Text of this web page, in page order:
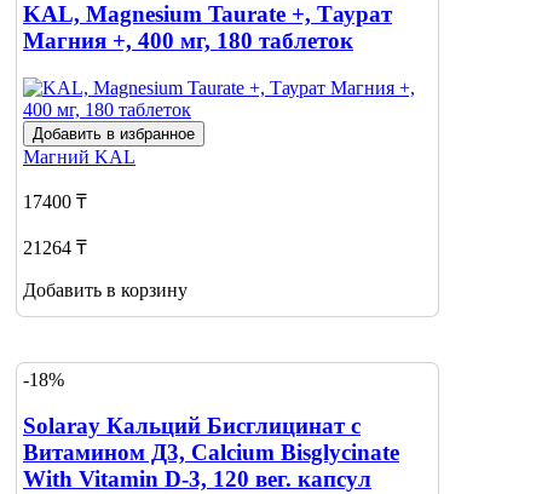
KAL, Magnesium Taurate +, Таурат
Магния +, 400 мг, 180 таблеток
Добавить в избранное
Магний KAL
17400 ₸
21264 ₸
Добавить в корзину
-18%
Solaray Кальций Бисглицинат с
Витамином Д3, Calcium Bisglycinate
With Vitamin D-3, 120 вег. капсул